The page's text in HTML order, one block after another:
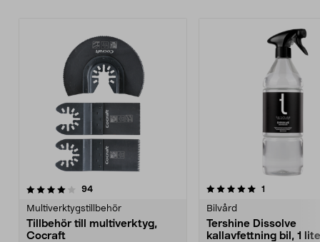
94recensioner
Multiverktygstillbehör
Tillbehör till multiverktyg,
Cocraft
5.0 av 5 stjärnor 1
Bilvård
Tershine Dissolve
kallavfettning bil, 1
4.0 av 5 stjärnor